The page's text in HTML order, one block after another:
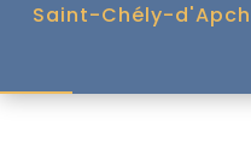
Saint-Chély-